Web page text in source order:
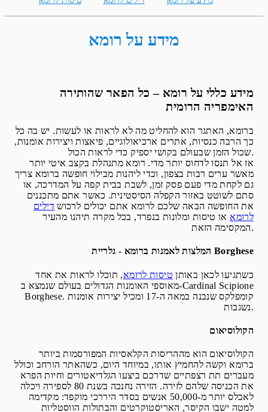
מידע על רומא
מידע כללי על רומא – כל הפאר שהותירה
האימפריה הרומית
ברומא, האתגר הוא להחליט מה לא לראות או לעשות. יש בה כל
כך הרבה כנסיות, אתרים ארכיאולוגיים, פיאצות ויצירות אומנות,
שכול הזמן שבעולם בקושי יספיק כדי לראות הכול.
אז אל תנסו לדחוס יותר מדי. רומא מתנהלת בקצב איטי יותר
מאשר ערים רבות בצפון, וכדי ליהנות מבילוי חופשה ברומא צריך
גם לקחת מדי פעם פסק זמן, לשבת בבית קפה על המדרכה, או
סתם לשוטט באזור הקפלה הסיסטינית. כאשר אתם מתכננים
את החופשה הבאה שלכם לרומא אתם יכולים לרכוש דילים
לרומא או טיסות ומלונות בנפרד, בכל מקרה תיהנו מהעיר
המקסימה הזאת.
Borghese
כשתגיעו לכאן באותן טיסות לרומא, תוכלו לראות את אחד
מאוספי האומנות הגדולים בעולם שנמצא ב-Cardinal Scipione
Borghese. קומפלקס שנבנה במאה ה-17 ומכיל יצירות אומנות
נשגבות.
הקולוסיאום
הקולוסיאום הוא מההריסות הקלאסיות המפורסמות ביותר
ברומא וקשה להחמיץ אותו, במיוחד היום, כשהאתר הורחב וכולל
מעברים תת רצפתיים שדרכם ביצעו הגלדיאטורים וחיות הפרא
את הכניסה שלהם לזירה. הזירה נחנכה בשנת 80 לספירה ויכלה
לאכלס יותר מ-50,000 אנשים בסדר היררכי מוקפד: מקדימה
למטה ישבו הקיסר, האריסטוקרטים והבתולות הווסטליות